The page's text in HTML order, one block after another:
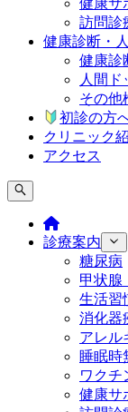
健康サ
訪問診
健康診断・
健康診
人間ド
その他
初診の方
クリニック
アクセス
診療案内
糖尿病
甲状腺
生活習
消化器
アレル
睡眠時
ワクチ
健康サ